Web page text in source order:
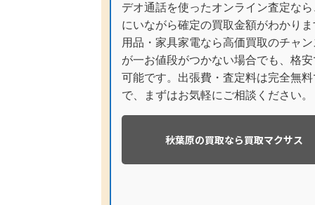
デオ通話を使ったオンライン査定な
にいながら確定の買取金額がわかり
用品・家具家電なら高価買取のチャ
が一お値段がつかない場合でも、格
可能です。出張費・査定料は完全無
で、まずはお気軽にご相談ください。
秋葉原の買取なら買取マクサス